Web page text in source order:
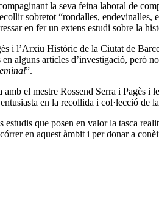
la seva feina laboral de
sobretot “rondalles, endevinalles,
en fer un extens estudi sobre la
i l’Arxiu Històric de la Ciutat de
alguns articles d’investigació, però
”.
el mestre Rossend Serra i Pagès i
en la recollida i col·lecció de
que posen en valor la tasca
en aquest àmbit i per donar a